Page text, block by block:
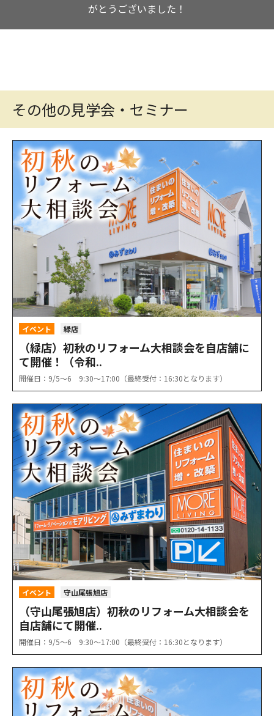
がとうございました！
その他の見学会・セミナー
イベント 緑店
（緑店）初秋のリフォーム大相談会を自店舗に
て開催！（令和..
開催日：9/5〜6 9:30〜17:00（最終受付：16:30となります）
イベント 守山尾張旭店
（守山尾張旭店）初秋のリフォーム大相談会を
自店舗にて開催..
開催日：9/5〜6 9:30〜17:00（最終受付：16:30となります）